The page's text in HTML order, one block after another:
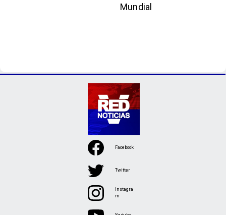
Mundial
Facebook
Twitter
Instagra
m